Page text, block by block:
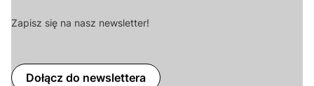
Zapisz się na nasz newsletter!
Dołącz do newslettera